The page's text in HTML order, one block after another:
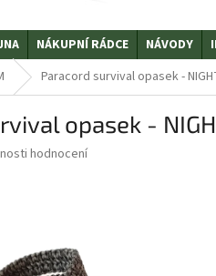
NÁKUPNÍ RÁDCE NÁVODY
Paracord survival opasek -
opasek -
hodnocení